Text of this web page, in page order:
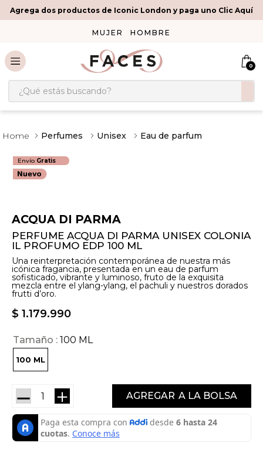
Agrega dos productos de Iconic London y paga uno Clic Aquí
MUJER HOMBRE
0
¿Qué estás buscando?
Perfumes Unisex Eau de parfum
Envío Gratis
ACQUA DI PARMA
PERFUME ACQUA DI PARMA UNISEX COLONIA
IL PROFUMO EDP 100 ML
Una reinterpretación contemporánea de nuestra más
icónica fragancia, presentada en un eau de parfum
sofisticado, vibrante y luminoso, fruto de la exquisita
mezcla entre el ylang-ylang, el pachuli y nuestros dorados
frutti d’oro.
$ 1.179.990
Tamaño 100 ML
100 ML
＋
－ AGREGAR